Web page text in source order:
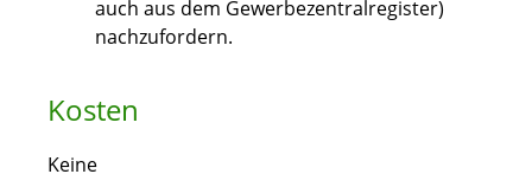
auch aus dem Gewerbezentralregister)
nachzufordern.
Kosten
Keine